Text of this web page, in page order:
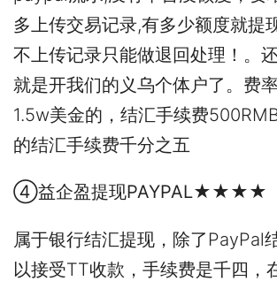
多上传交易记录,有多少额度就提
不上传记录只能做退回处理！。
就是开我们的义乌个体户了。费
1.5w美金的，结汇手续费
的结汇手续费千分之五
④益企盈提现PAYPAL★★★★
属于银行结汇提现，除了PayPal
以接受TT收款，手续费是千四，